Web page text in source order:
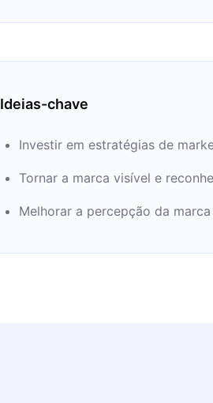
Ideias-chave
Investir em estratégias de
Tornar a marca visível e
Melhorar a percepção da